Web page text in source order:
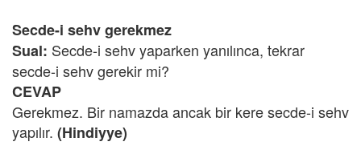
Secde-i sehv gerekmez
Sual: Secde-i sehv yaparken yanılınca, tekrar
secde-i sehv gerekir mi?
CEVAP
Gerekmez. Bir namazda ancak bir kere secde-i sehv
yapılır. (Hindiyye)